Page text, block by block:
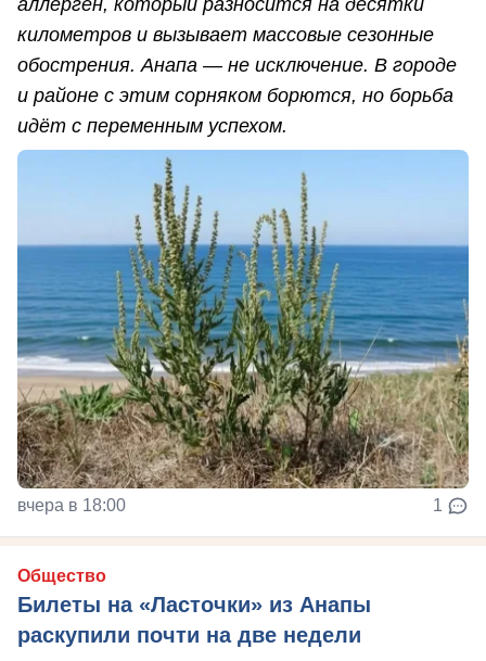
километров и вызывает массовые сезонные
обострения. Анапа — не исключение. В городе
и районе с этим сорняком борются, но борьба
идёт с переменным успехом.
вчера в 18:00 1
Общество
Билеты на «Ласточки» из Анапы
раскупили почти на две недели